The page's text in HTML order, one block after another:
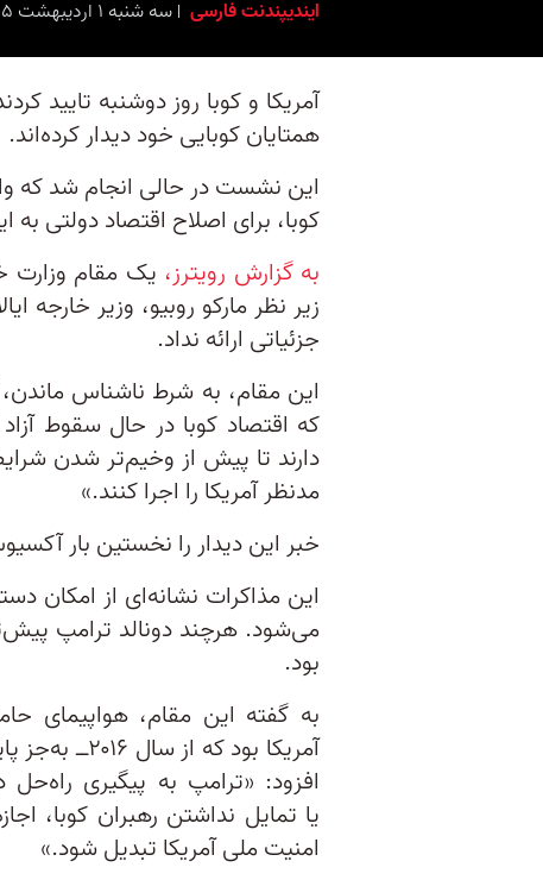
ایندیپندنت فارسی سه شنبه ۱ اردیبهشت ۱۴۰۵ برابر با ۲۱ آوریل ۲۰۲۶ ۱۵:۰۰
آمریکا و کوبا روز دوشنبه تایید
همتایان کوبایی خود دیدار کرده‌اند.
این نشست در حالی انجام شد که
کوبا، برای اصلاح اقتصاد دولتی
به‌ گزارش رویترز،
زیر نظر مارکو روبیو، وزیر خارجه
جزئیاتی ارائه نداد.
این مقام، به شرط ناشناس
که اقتصاد کوبا در حال سقوط
دارند تا پیش از وخیم‌تر شدن
مدنظر آمریکا را اجرا کنند.»
خبر این دیدار را نخستین‌ بار
این مذاکرات نشانه‌ای از امکان
می‌شود. هرچند دونالد ترامپ
بود.
به گفته این مقام، هواپیمای
آمریکا بود
افزود: «ترامپ به پیگیری
یا تمایل نداشتن رهبران کوبا،
امنیت ملی آمریکا تبدیل شود.»